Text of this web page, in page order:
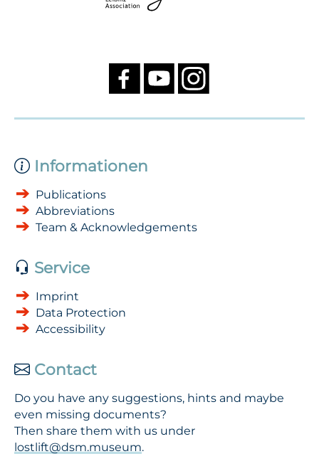
Informationen
Publications
Abbreviations
Team & Acknowledgements
Service
Imprint
Data Protection
Accessibility
Contact
Do you have any suggestions, hints and maybe
even missing documents?
Then share them with us under
lostlift@dsm.museum.